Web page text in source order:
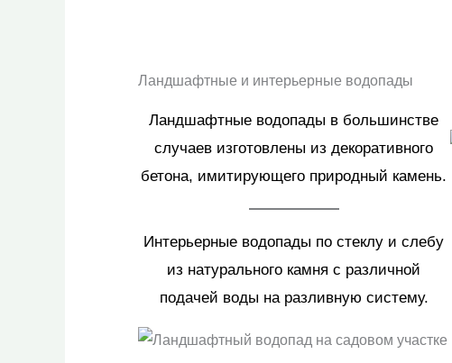
Ландшафтные и интерьерные водопады
Ландшафтные водопады в большинстве
случаев изготовлены из декоративного
бетона, имитирующего природный камень.
Интерьерные водопады по стеклу и слебу
из натурального камня с различной
подачей воды на разливную систему.